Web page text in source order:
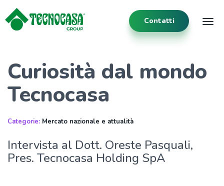
Contatti
Curiosità dal mondo
Tecnocasa
Categorie: Mercato nazionale e attualità
Intervista al Dott. Oreste Pasquali,
Pres. Tecnocasa Holding SpA